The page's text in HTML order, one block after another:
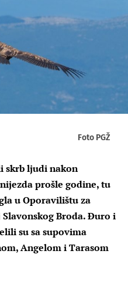
Foto PGŽ
skrb ljudi nakon
prošle godine, tu
u Oporavilištu za
Broda. Đuro i
su sa supovima
Angelom i Tarasom